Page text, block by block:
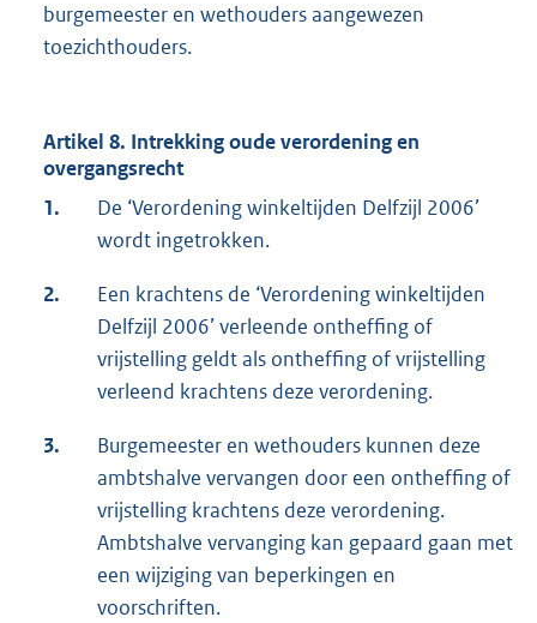
burgemeester en wethouders aangewezen
toezichthouders.
Artikel 8. Intrekking oude verordening en
overgangsrecht
1.
De ‘Verordening winkeltijden Delfzijl 2006’
wordt ingetrokken.
2.
Een krachtens de ‘Verordening winkeltijden
Delfzijl 2006’ verleende ontheffing of
vrijstelling geldt als ontheffing of vrijstelling
verleend krachtens deze verordening.
3.
Burgemeester en wethouders kunnen deze
ambtshalve vervangen door een ontheffing of
vrijstelling krachtens deze verordening.
Ambtshalve vervanging kan gepaard gaan met
een wijziging van beperkingen en
voorschriften.